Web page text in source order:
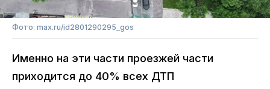
Фото: max.ru/id2801290295_gos
Именно на эти части проезжей части
приходится до 40% всех ДТП